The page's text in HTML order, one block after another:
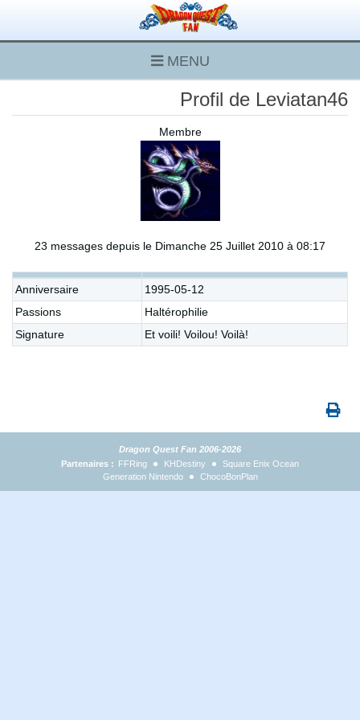
MENU
Profil de Leviatan46
Membre
23 messages depuis le Dimanche 25 Juillet 2010 à 08:17
Anniversaire
1995-05-12
Passions
Haltérophilie
Signature
Et voili! Voilou! Voilà!
Dragon Quest Fan 2006-2026
Partenaires : FFRing KHDestiny
Square Enix Ocean
Generation Nintendo
ChocoBonPlan